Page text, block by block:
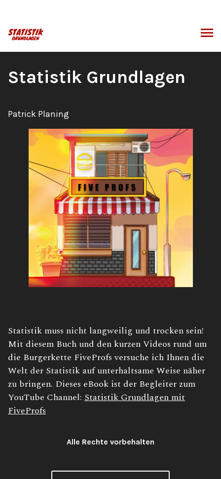
springen
Buchtitel:
Statistik Grundlagen
Autor:
Patrick Planing
Buchbeschreibung:
Statistik muss nicht langweilig und trocken sein!
Mit diesem Buch und den kurzen Videos rund um
die Burgerkette FiveProfs versuche ich Ihnen die
Welt der Statistik auf unterhaltsame Weise näher
zu bringen. Dieses eBook ist der Begleiter zum
YouTube Channel: Statistik Grundlagen mit
FiveProfs
Lizenz:
Alle Rechte vorbehalten